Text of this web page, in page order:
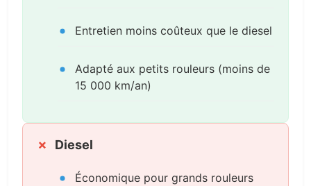
Entretien moins coûteux que le diesel
Adapté aux petits rouleurs (moins de
15 000 km/an)
Diesel
Économique pour grands rouleurs